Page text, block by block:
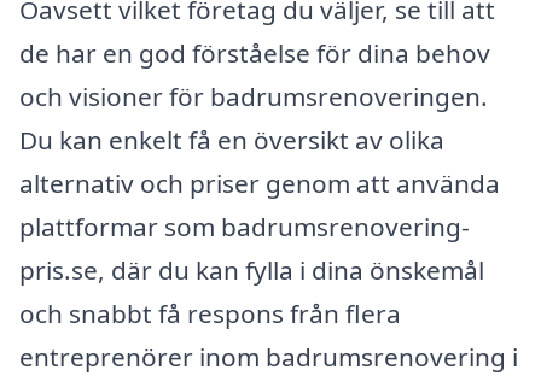
Oavsett vilket företag du väljer, se till att
de har en god förståelse för dina behov
och visioner för badrumsrenoveringen.
Du kan enkelt få en översikt av olika
alternativ och priser genom att använda
plattformar som badrumsrenovering-
pris.se, där du kan fylla i dina önskemål
och snabbt få respons från flera
entreprenörer inom badrumsrenovering i